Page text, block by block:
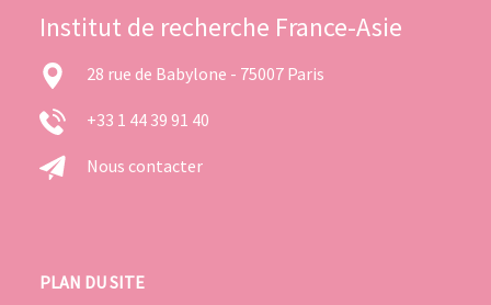
Institut de recherche France-Asie
28 rue de Babylone - 75007 Paris
+33 1 44 39 91 40
Nous contacter
PLAN DU SITE